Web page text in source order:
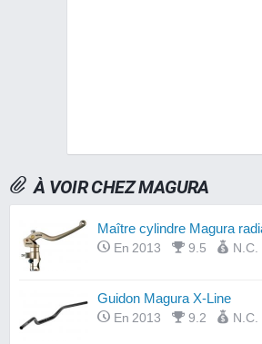
À VOIR CHEZ MAGURA
Maître cylindre Magura
En 2013 9.5 N.C.
Guidon Magura X-Line
En 2013 9.2 N.C.